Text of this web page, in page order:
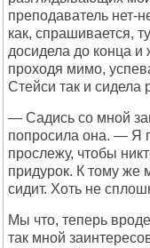
преподаватель нет-
как, спрашивается,
досидела до конца
проходя мимо,
Стейси так и
— Садись со мной
попросила она. — Я
прослежу, чтобы
придурок. К тому же
сидит. Хоть не
Мы что, теперь
так мной